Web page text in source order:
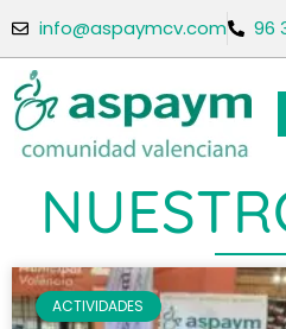
info@aspaymcv.com 96
ACTIVIDADES